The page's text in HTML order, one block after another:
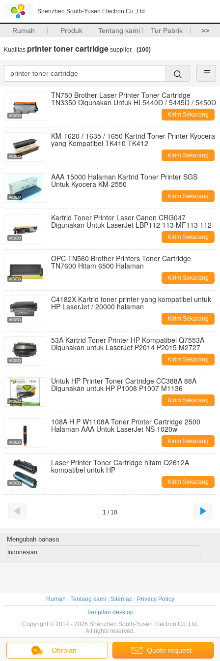
Shenzhen South-Yusen Electron Co.,Ltd
Rumah Produk Tentang kami Tur Pabrik >>
Kualitas printer toner cartridge supplier. (100)
TN750 Brother Laser Printer Toner Cartridge
TN3350 Digunakan Untuk HL5440D / 5445D / 5450D
Kirim Sekarang
KM-1620 / 1635 / 1650 Kartrid Toner Printer Kyocera
yang Kompatibel TK410 TK412
Kirim Sekarang
AAA 15000 Halaman Kartrid Toner Printer SGS
Untuk Kyocera KM-2550
Kirim Sekarang
Kartrid Toner Printer Laser Canon CRG047
Digunakan Untuk LaserJet LBP112 113 MF113 112
Kirim Sekarang
OPC TN560 Brother Printers Toner Cartridge
TN7600 Hitam 6500 Halaman
Kirim Sekarang
C4182X Kartrid toner printer yang kompatibel untuk
HP LaserJet / 20000 halaman
Kirim Sekarang
53A Kartrid Toner Printer HP Kompatibel Q7553A
Digunakan untuk LaserJet P2014 P2015 M2727
Kirim Sekarang
Untuk HP Printer Toner Cartridge CC388A 88A
Digunakan untuk HP P1008 P1007 M1136
Kirim Sekarang
108A H P W1108A Toner Printer Cartridge 2500
Halaman AAA Untuk LaserJet NS 1020w
Kirim Sekarang
Laser Printer Toner Cartridge hitam Q2612A
kompatibel untuk HP
Kirim Sekarang
1 / 10
Obrolan Quote request
Mengubah bahasa
Indonesian
Rumah Tentang kami Sitemap|
Privacy Policy
Tampilan desktop
Copyright © 2014 - 2026 Shenzhen South-Yusen Electron Co.,Ltd.
All rights reserved.